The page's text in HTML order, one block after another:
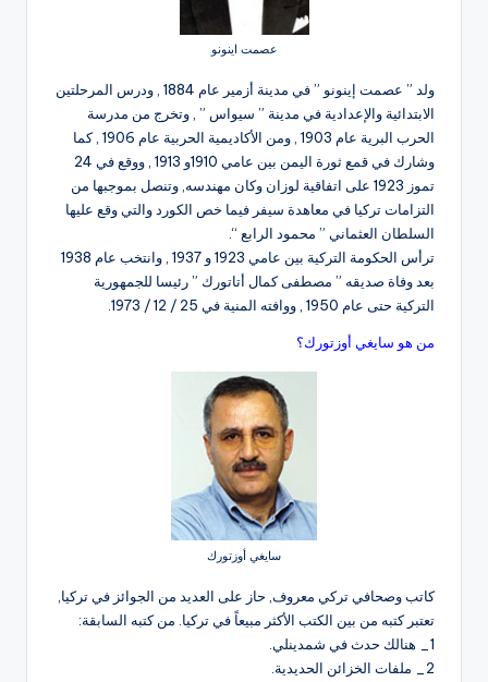
عصمت اينونو
ولد ” عصمت إينونو ” في مدينة أزمير عام 1884 , ودرس المرحلتين
الابتدائية والإعدادية في مدينة ” سيواس ” , وتخرج من مدرسة
الحرب البرية عام 1903 , ومن الأكاديمية الحربية عام 1906 , كما
وشارك في قمع ثورة اليمن بين عامي 1910و 1913 , ووقع في 24
تموز 1923 على اتفاقية لوزان وكان مهندسه, وتنصل بموجبها من
التزامات تركيا في معاهدة سيفر فيما خص الكورد والتي وقع عليها
السلطان العثماني ” محمود الرابع “.
ترأس الحكومة التركية بين عامي 1923 و 1937 , وانتخب عام 1938
بعد وفاة صديقه ” مصطفى كمال أتاتورك ” رئيسا للجمهورية
التركية حتى عام 1950 , ووافته المنية في 25 / 12 / 1973.
من هو سايغي أوزتورك؟
سايغي أوزتورك
كاتب وصحافي تركي معروف, حاز على العديد من الجوائز في تركيا,
تعتبر كتبه من بين الكتب الأكثر مبيعاً في تركيا. من كتبه السابقة:
1_ هنالك حدث في شمدينلي.
2_ ملفات الخزائن الحديدية.